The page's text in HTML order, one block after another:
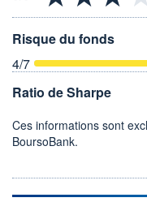
Risque du fonds
4/7
Ratio de Sharpe
Ces informations sont
BoursoBank.